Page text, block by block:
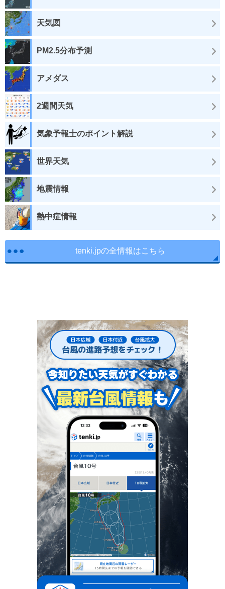
天気図
PM2.5分布予測
アメダス
2週間天気
気象予報士のポイント解説
世界天気
地震情報
熱中症情報
tenki.jpの全情報はこちら